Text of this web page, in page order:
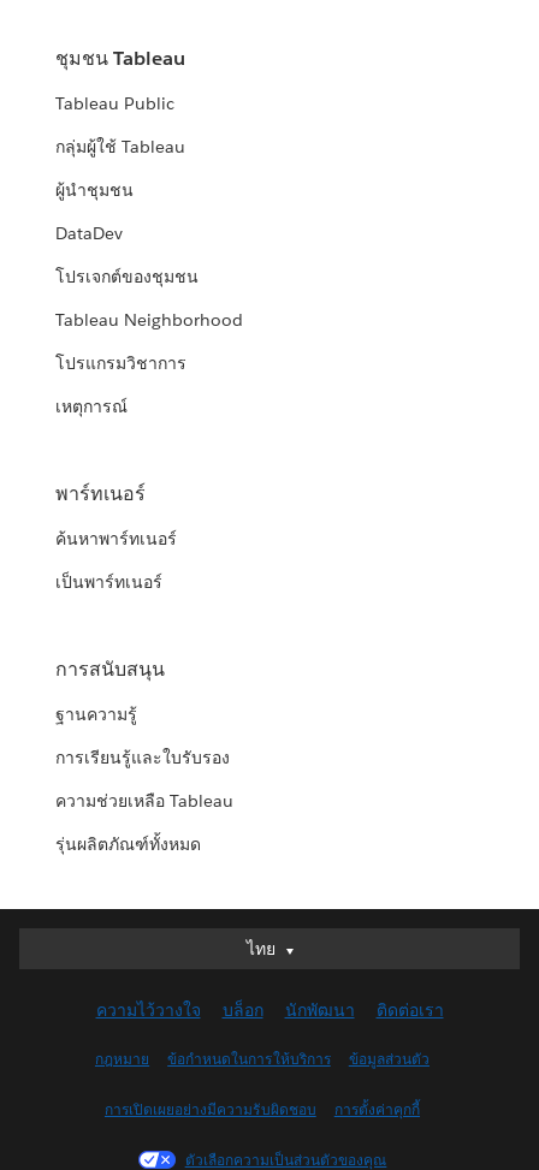
ชุมชน Tableau
Tableau Public
กลุ่มผู้ใช้ Tableau
ผู้นำชุมชน
DataDev
โปรเจกต์ของชุมชน
Tableau Neighborhood
โปรแกรมวิชาการ
เหตุการณ์
พาร์ทเนอร์
ค้นหาพาร์ทเนอร์
เป็นพาร์ทเนอร์
การสนับสนุน
ฐานความรู้
การเรียนรู้และใบรับรอง
ความช่วยเหลือ Tableau
รุ่นผลิตภัณฑ์ทั้งหมด
ไทย
ไทย
English (UK)
English (US)
Français (Canada)
Français (France)
ความไว้วางใจ บล็อก นักพัฒนา ติดต่อเรา
กฎหมาย ข้อกำหนดในการให้บริการ ข้อมูลส่วนตัว
การเปิดเผยอย่างมีความรับผิดชอบ การตั้งค่าคุกกี้
ตัวเลือกความเป็นส่วนตัวของคุณ